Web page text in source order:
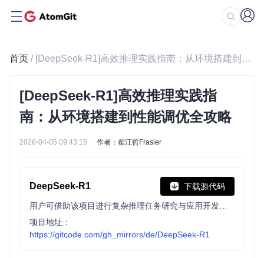
首页 / [DeepSeek-R1]高效推理实践指南：从环境搭建到性能调优全攻略
[DeepSeek-R1]高效推理实践指
南：从环境搭建到性能调优全攻略
2026-04-05 09:43:15 作者：翟江哲Frasier
DeepSeek-R1 下载源代码
项目地址：
https://gitcode.com/gh_mirrors/de/DeepSeek-R1